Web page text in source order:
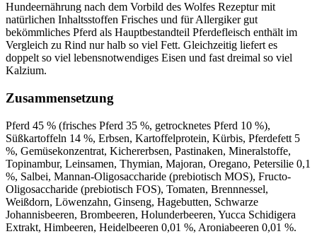
Hundeernährung nach dem Vorbild des Wolfes Rezeptur mit
natürlichen Inhaltsstoffen Frisches und für Allergiker gut
bekömmliches Pferd als Hauptbestandteil Pferdefleisch enthält im
Vergleich zu Rind nur halb so viel Fett. Gleichzeitig liefert es
doppelt so viel lebensnotwendiges Eisen und fast dreimal so viel
Kalzium.
Zusammensetzung
Pferd 45 % (frisches Pferd 35 %, getrocknetes Pferd 10 %),
Süßkartoffeln 14 %, Erbsen, Kartoffelprotein, Kürbis, Pferdefett 5
%, Gemüsekonzentrat, Kichererbsen, Pastinaken, Mineralstoffe,
Topinambur, Leinsamen, Thymian, Majoran, Oregano, Petersilie 0,1
%, Salbei, Mannan-Oligosaccharide (prebiotisch MOS), Fructo-
Oligosaccharide (prebiotisch FOS), Tomaten, Brennnessel,
Weißdorn, Löwenzahn, Ginseng, Hagebutten, Schwarze
Johannisbeeren, Brombeeren, Holunderbeeren, Yucca Schidigera
Extrakt, Himbeeren, Heidelbeeren 0,01 %, Aroniabeeren 0,01 %.